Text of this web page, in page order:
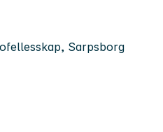
Sarpsborg